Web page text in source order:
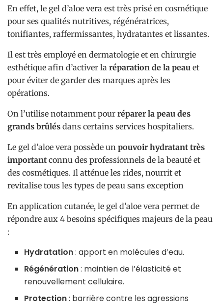
En effet, le gel d’aloe vera est très prisé en cosmétique
pour ses qualités nutritives, régénératrices,
tonifiantes, raffermissantes, hydratantes et lissantes.
Il est très employé en dermatologie et en chirurgie
esthétique afin d’activer la réparation de la peau et
pour éviter de garder des marques après les
opérations.
On l’utilise notamment pour réparer la peau des
grands brûlés dans certains services hospitaliers.
Le gel d’aloe vera possède un pouvoir hydratant très
important connu des professionnels de la beauté et
des cosmétiques. Il atténue les rides, nourrit et
revitalise tous les types de peau sans exception
En application cutanée, le gel d’aloe vera permet de
répondre aux 4 besoins spécifiques majeurs de la peau
:
Hydratation: apport en molécules d’eau.
Régénération: maintien de l’élasticité et
renouvellement cellulaire.
Protection: barrière contre les agressions